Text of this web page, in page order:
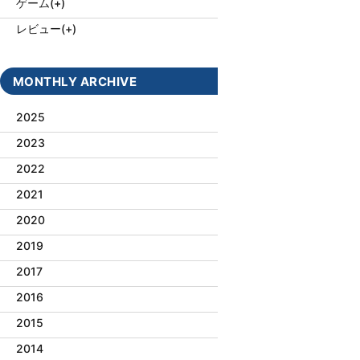
ゲーム(+)
レビュー(+)
MONTHLY ARCHIVE
2025
2023
2022
2021
2020
2019
2017
2016
2015
2014